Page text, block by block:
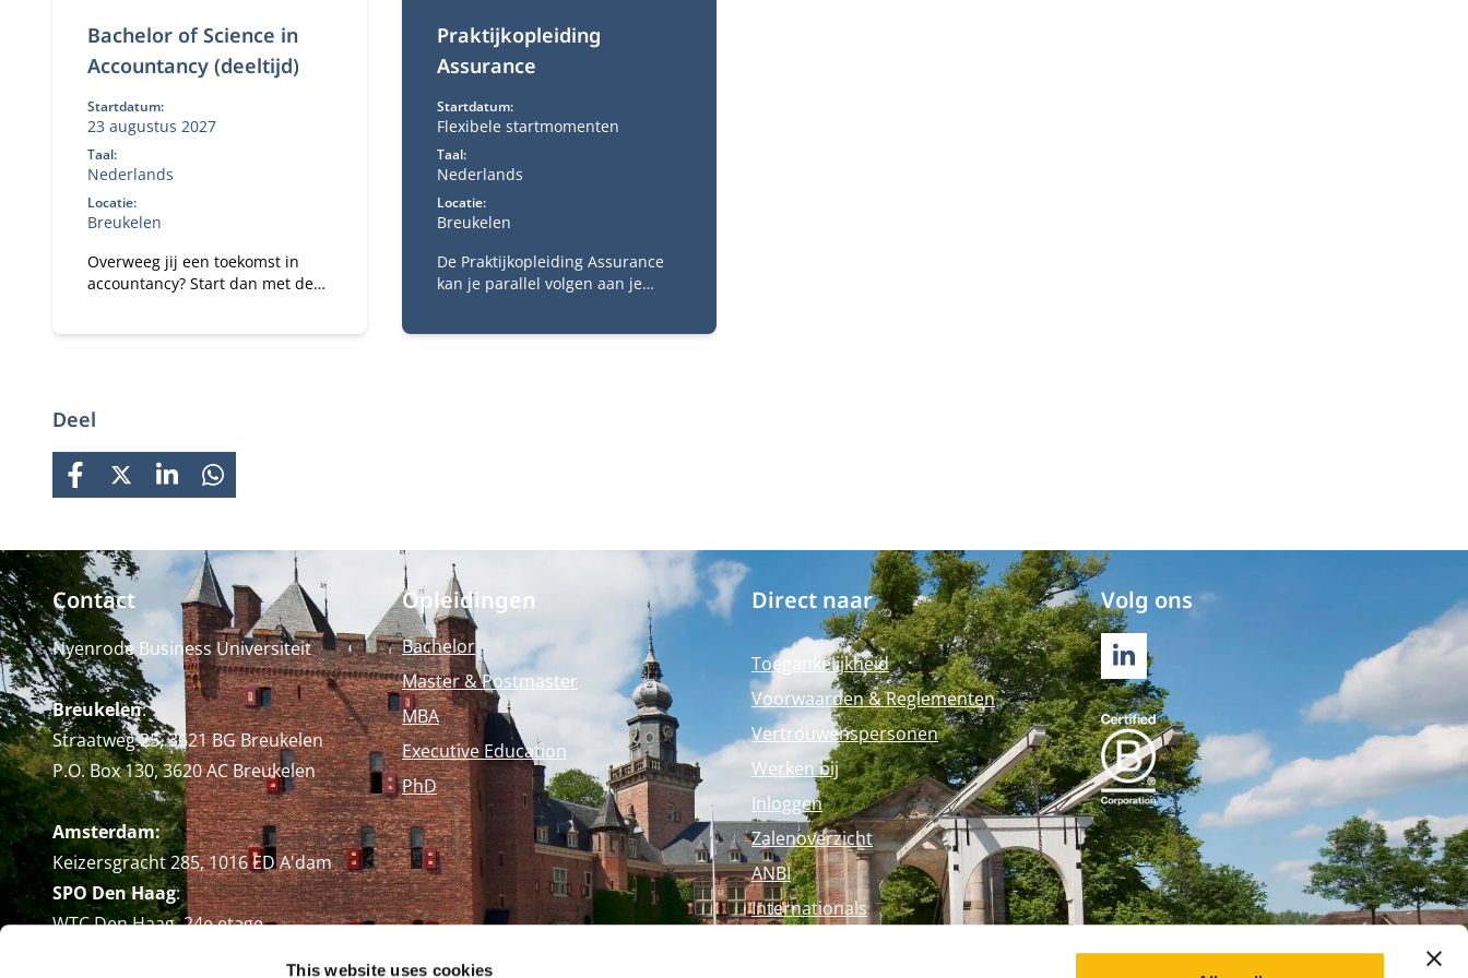
This website uses cookies
Bachelor of Science in
Accountancy (deeltijd)
Startdatum:
23 augustus 2027
Taal:
Nederlands
Locatie:
Breukelen
Overweeg jij een toekomst in
accountancy? Start dan met de
Praktijkopleiding
Assurance
Startdatum:
Flexibele startmomenten
Taal:
Nederlands
Locatie:
Breukelen
De Praktijkopleiding Assurance
kan je parallel volgen aan je
Deel
FACEBOOK
X LINKEDINWHATSAPP
Contact
Nyenrode Business Universiteit
Breukelen:
Straatweg 25, 3621 BG Breukelen
P.O. Box 130, 3620 AC Breukelen
Amsterdam:
Keizersgracht 285, 1016 ED A'dam
SPO Den Haag:
WTC Den Haag, 24e etage
Opleidingen
Bachelor
Master & Postmaster
MBA
Executive Education
PhD
Direct naar
Toegankelijkheid
Voorwaarden & Reglementen
Vertrouwenspersonen
Werken bij
Inloggen
Zalenoverzicht
ANBI
Internationals
Volg ons
LINKEDIN